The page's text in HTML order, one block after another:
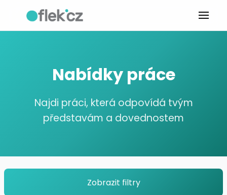
Nabídky práce
Najdi práci, která odpovídá tvým
představám a dovednostem
Zobrazit filtry